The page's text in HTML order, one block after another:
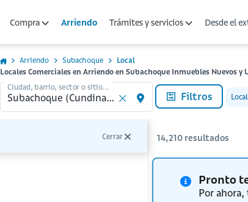
Compra Arriendo Trámites y servicios Desde el
Arriendo Subachoque
Local
Locales Comerciales en Arriendo en Subachoque Inmuebles Nuevos y
Ciudad, barrio, sector o sitio...
Filtros Local
Cerrar 14,210 resultados
Pronto
Por